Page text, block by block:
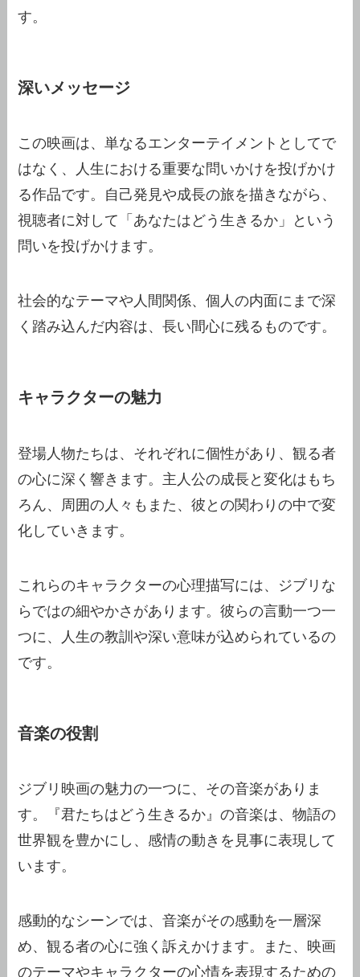
す。
深いメッセージ
この映画は、単なるエンターテイメントとしてで
はなく、人生における重要な問いかけを投げかけ
る作品です。自己発見や成長の旅を描きながら、
視聴者に対して「あなたはどう生きるか」という
問いを投げかけます。
社会的なテーマや人間関係、個人の内面にまで深
く踏み込んだ内容は、長い間心に残るものです。
キャラクターの魅力
登場人物たちは、それぞれに個性があり、観る者
の心に深く響きます。主人公の成長と変化はもち
ろん、周囲の人々もまた、彼との関わりの中で変
化していきます。
これらのキャラクターの心理描写には、ジブリな
らではの細やかさがあります。彼らの言動一つ一
つに、人生の教訓や深い意味が込められているの
です。
音楽の役割
ジブリ映画の魅力の一つに、その音楽がありま
す。『君たちはどう生きるか』の音楽は、物語の
世界観を豊かにし、感情の動きを見事に表現して
います。
感動的なシーンでは、音楽がその感動を一層深
め、観る者の心に強く訴えかけます。また、映画
のテーマやキャラクターの心情を表現するための